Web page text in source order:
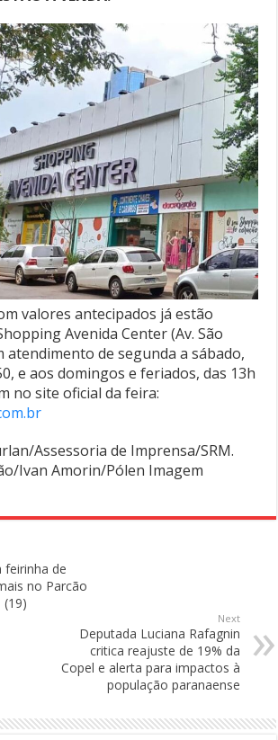
valores antecipados já estão
Avenida Center (Av. São
atendimento de segunda a sábado,
e aos domingos e feriados, das 13h
no site oficial da feira:
Assessoria de Imprensa/SRM.
Ivan Amorin/Pólen Imagem
feirinha de
no Parcão
Next
Deputada Luciana Rafagnin
critica reajuste de 19% da
Copel e alerta para impactos à
população paranaense